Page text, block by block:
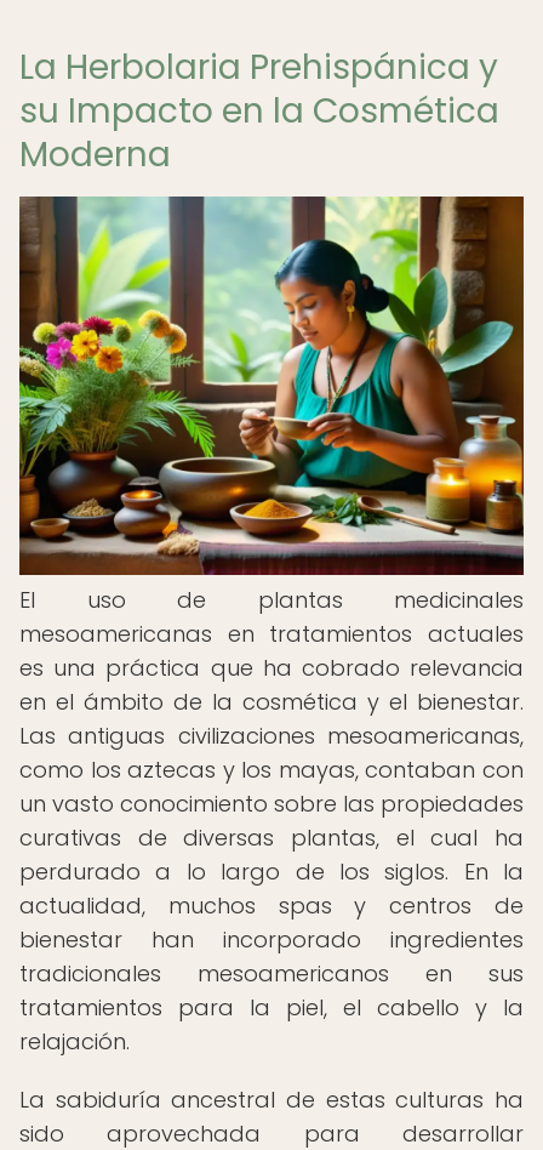
La Herbolaria Prehispánica y
su Impacto en la Cosmética
Moderna
El uso de plantas medicinales
mesoamericanas en tratamientos actuales
es una práctica que ha cobrado relevancia
en el ámbito de la cosmética y el bienestar.
Las antiguas civilizaciones mesoamericanas,
como los aztecas y los mayas, contaban con
un vasto conocimiento sobre las propiedades
curativas de diversas plantas, el cual ha
perdurado a lo largo de los siglos. En la
actualidad, muchos spas y centros de
bienestar han incorporado ingredientes
tradicionales mesoamericanos en sus
tratamientos para la piel, el cabello y la
relajación.
La sabiduría ancestral de estas culturas ha
sido aprovechada para desarrollar